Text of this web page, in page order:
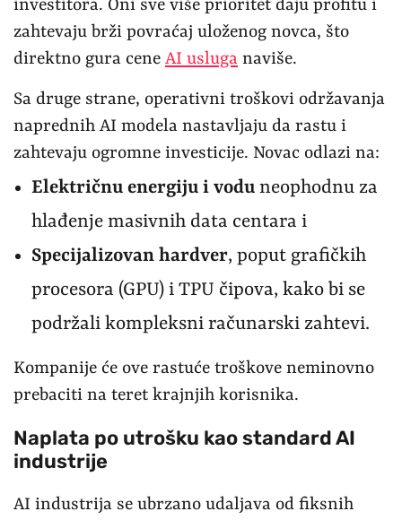
investitora. Oni sve više prioritet daju profitu i
zahtevaju brži povraćaj uloženog novca, što
direktno gura cene AI usluga naviše.
Sa druge strane, operativni troškovi održavanja
naprednih AI modela nastavljaju da rastu i
zahtevaju ogromne investicije. Novac odlazi na:
Električnu energiju i vodu neophodnu za
hlađenje masivnih data centara i
Specijalizovan hardver, poput grafičkih
procesora (GPU) i TPU čipova, kako bi se
podržali kompleksni računarski zahtevi.
Kompanije će ove rastuće troškove neminovno
prebaciti na teret krajnjih korisnika.
Naplata po utrošku kao standard AI
industrije
AI industrija se ubrzano udaljava od fiksnih